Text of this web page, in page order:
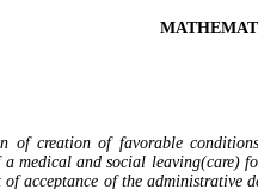
of creation of favorable
medical and social leaving(care)
acceptance of the